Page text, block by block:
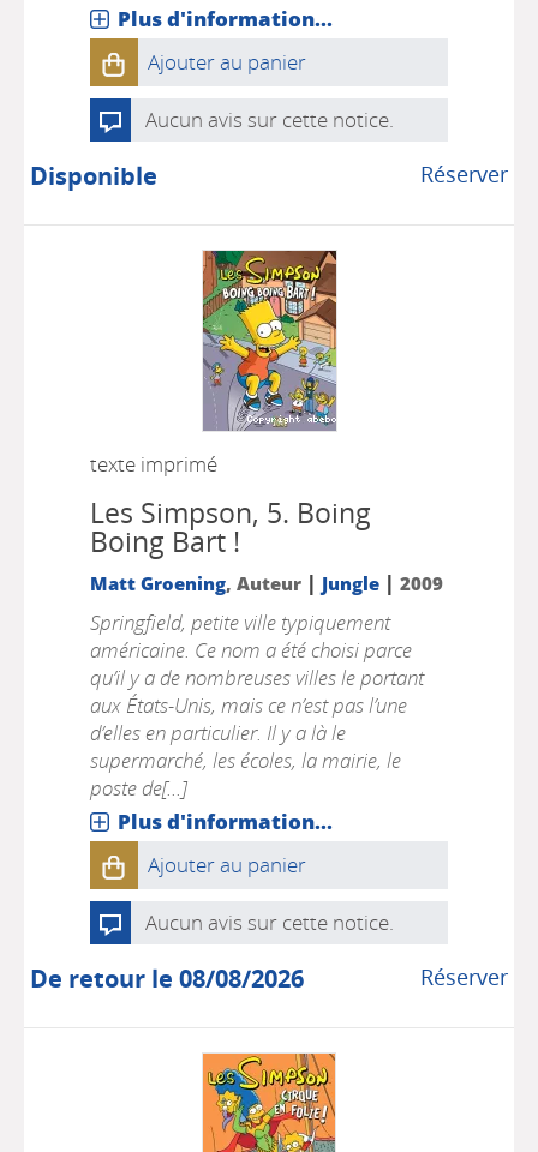
Plus d'information...
Ajouter au panier
Aucun avis sur cette notice.
Réserver
Disponible
texte imprimé
Les Simpson, 5. Boing
Boing Bart !
Matt Groening, Auteur | Jungle| 2009
Springfield, petite ville typiquement
américaine. Ce nom a été choisi parce
qu’il y a de nombreuses villes le portant
aux États-Unis, mais ce n’est pas l’une
d’elles en particulier. Il y a là le
supermarché, les écoles, la mairie, le
poste de[...]
Plus d'information...
Ajouter au panier
Aucun avis sur cette notice.
Réserver
De retour le 08/08/2026